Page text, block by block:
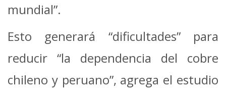
mundial”.
Esto generará “dificultades” para
reducir “la dependencia del cobre
chileno y peruano”, agrega el estudio